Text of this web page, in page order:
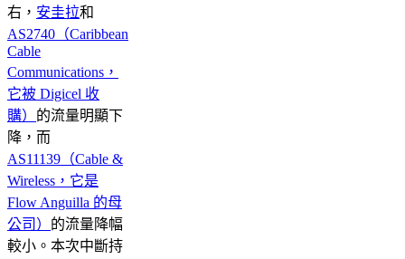
右， 安圭拉和
AS2740（Caribbean
Cable
Communications，
它被 Digicel 收
購）
的流量明顯下
降，而
AS11139（Cable &
Wireless，它是
Flow Anguilla 的母
公司）
的流量降幅
較小。本次中斷持